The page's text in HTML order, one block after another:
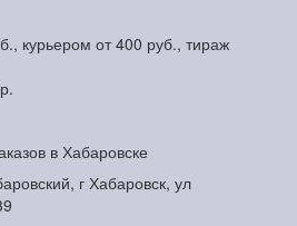
курьером от 400 руб., тираж
в Хабаровске
г Хабаровск, ул